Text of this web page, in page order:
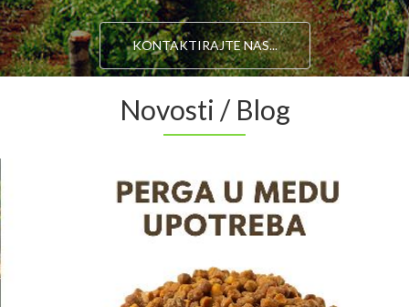
KONTAKTIRAJTE NAS...
Novosti / Blog